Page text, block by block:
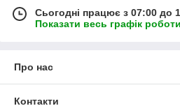
Сьогодні працює з 07:00 до
Показати весь графік роботи
Про нас
Контакти